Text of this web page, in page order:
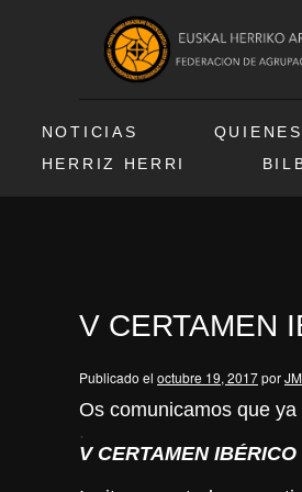
NOTICIAS
HERRIZ HERRI
V CERTAMEN
Publicado el octubre 19, 2017por
Os comunicamos que
.
V CERTAMEN IBÉRICO